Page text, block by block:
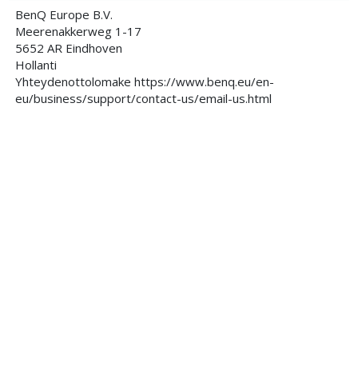
BenQ Europe B.V.
Meerenakkerweg 1-17
5652 AR Eindhoven
Hollanti
Yhteydenottolomake https://www.benq.eu/en-
eu/business/support/contact-us/email-us.html